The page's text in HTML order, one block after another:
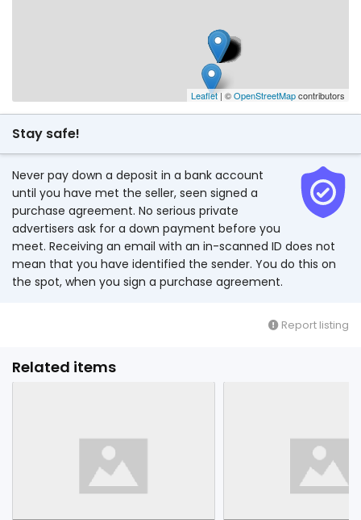
Leaflet | ©OpenStreetMapcontributors
Stay safe!
Never pay down a deposit in a bank account
until you have met the seller, seen signed a
purchase agreement. No serious private
advertisers ask for a down payment before you
meet. Receiving an email with an in-scanned ID does not
mean that you have identified the sender. You do this on
the spot, when you sign a purchase agreement.
Report listing
Related items